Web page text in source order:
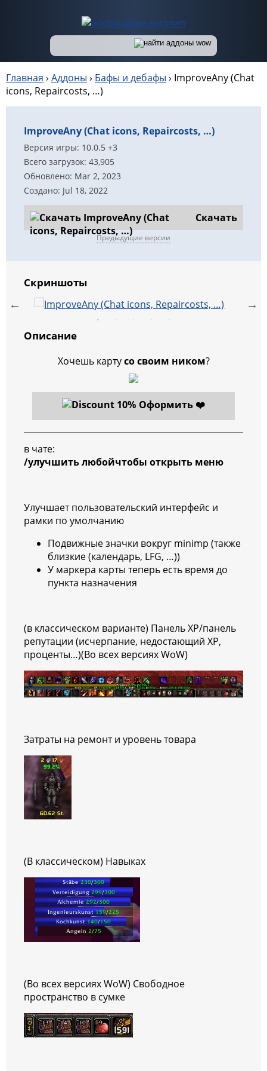
Главная › Аддоны › Бафы и дебафы › ImproveAny (Chat
icons, Repaircosts, …)
ImproveAny (Chat icons, Repaircosts, …)
Версия игры: 10.0.5 +3
Всего загрузок: 43,905
Обновлено: Mar 2, 2023
Создано: Jul 18, 2022
Скачать
Предыдущие версии
Скриншоты
Описание
Хочешь картусо своим ником?
Оформить ❤️
в чате:
/улучшить любойчтобы открыть меню
Улучшает пользовательский интерфейс и
рамки по умолчанию
Подвижные значки вокруг minimp (также
близкие (календарь, LFG, …))
У маркера карты теперь есть время до
пункта назначения
(в классическом варианте) Панель XP/панель
репутации (исчерпание, недостающий XP,
проценты…)(Во всех версиях WoW)
Затраты на ремонт и уровень товара
(В классическом) Навыках
(Во всех версиях WoW) Свободное
пространство в сумке